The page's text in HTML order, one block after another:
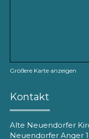
Größere Karte anzeigen
Kontakt
Alte Neuendorfer
Neuendorfer Anger 1